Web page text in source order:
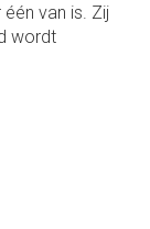
van is. Zij
wordt